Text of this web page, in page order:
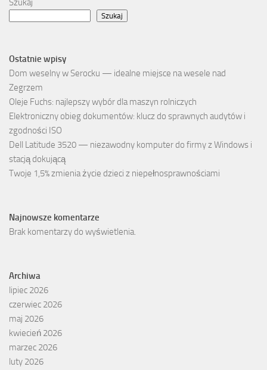
Szukaj
Szukaj
Ostatnie wpisy
Dom weselny w Serocku — idealne miejsce na wesele nad
Zegrzem
Oleje Fuchs: najlepszy wybór dla maszyn rolniczych
Elektroniczny obieg dokumentów: klucz do sprawnych audytów i
zgodności ISO
Dell Latitude 3520 — niezawodny komputer do firmy z Windows i
stacją dokującą
Twoje 1,5% zmienia życie dzieci z niepełnosprawnościami
Najnowsze komentarze
Brak komentarzy do wyświetlenia.
Archiwa
lipiec 2026
czerwiec 2026
maj 2026
kwiecień 2026
marzec 2026
luty 2026